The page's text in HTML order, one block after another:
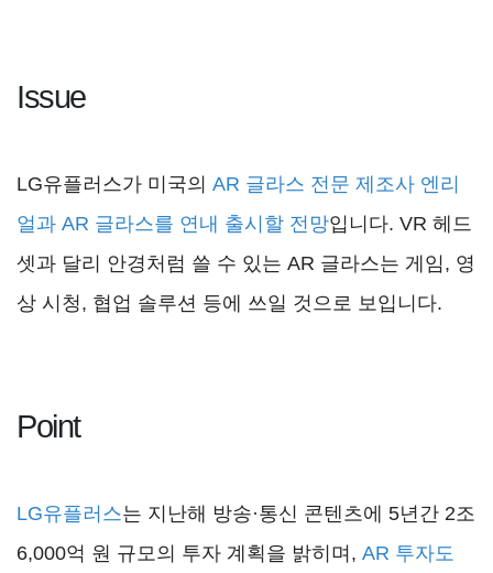
Issue
LG유플러스가 미국의 AR 글라스 전문 제조사 엔리
얼과 AR 글라스를 연내 출시할 전망입니다. VR 헤드
셋과 달리 안경처럼 쓸 수 있는 AR 글라스는 게임, 영
상 시청, 협업 솔루션 등에 쓰일 것으로 보입니다.
Point
LG유플러스는 지난해 방송·통신 콘텐츠에 5년간 2조
6,000억 원 규모의 투자 계획을 밝히며, AR 투자도